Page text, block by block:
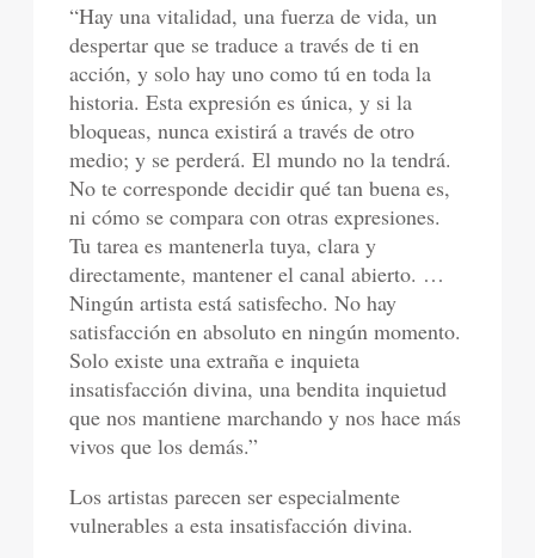
“Hay una vitalidad, una fuerza de vida, un
despertar que se traduce a través de ti en
acción, y solo hay uno como tú en toda la
historia. Esta expresión es única, y si la
bloqueas, nunca existirá a través de otro
medio; y se perderá. El mundo no la tendrá.
No te corresponde decidir qué tan buena es,
ni cómo se compara con otras expresiones.
Tu tarea es mantenerla tuya, clara y
directamente, mantener el canal abierto. …
Ningún artista está satisfecho. No hay
satisfacción en absoluto en ningún momento.
Solo existe una extraña e inquieta
insatisfacción divina, una bendita inquietud
que nos mantiene marchando y nos hace más
vivos que los demás.”
Los artistas parecen ser especialmente
vulnerables a esta insatisfacción divina.